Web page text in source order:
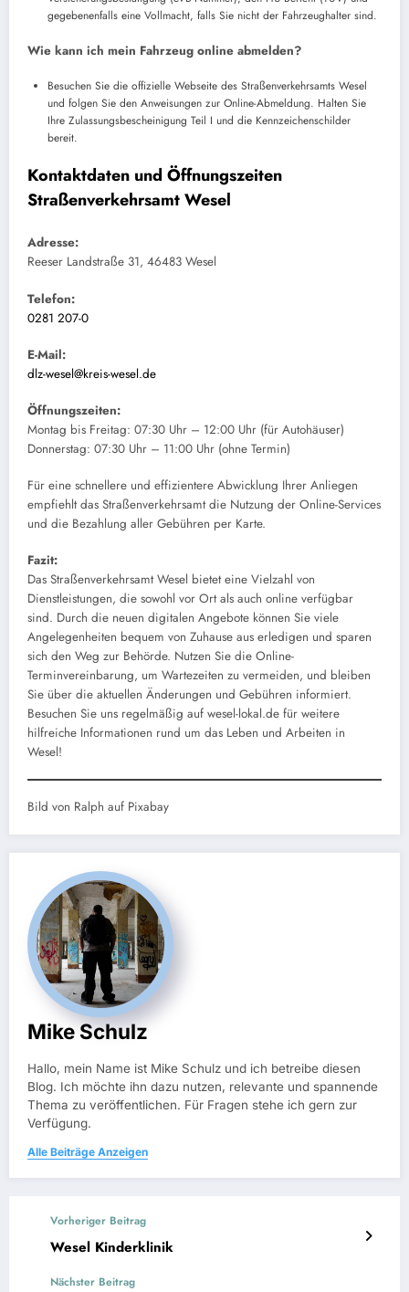
gegebenenfalls eine Vollmacht, falls Sie nicht der Fahrzeughalter sind.
Wie kann ich mein Fahrzeug online abmelden?
Besuchen Sie die offizielle Webseite des Straßenverkehrsamts Wesel
und folgen Sie den Anweisungen zur Online-Abmeldung. Halten Sie
Ihre Zulassungsbescheinigung Teil I und die Kennzeichenschilder
bereit.
Kontaktdaten und Öffnungszeiten
Straßenverkehrsamt Wesel
Adresse:
Reeser Landstraße 31, 46483 Wesel
Telefon:
0281 207-0
E-Mail:
dlz-wesel@kreis-wesel.de
Öffnungszeiten:
Montag bis Freitag: 07:30 Uhr – 12:00 Uhr (für Autohäuser)
Donnerstag: 07:30 Uhr – 11:00 Uhr (ohne Termin)
Für eine schnellere und effizientere Abwicklung Ihrer Anliegen
empfiehlt das Straßenverkehrsamt die Nutzung der Online-Services
und die Bezahlung aller Gebühren per Karte.
Fazit:
Das Straßenverkehrsamt Wesel bietet eine Vielzahl von
Dienstleistungen, die sowohl vor Ort als auch online verfügbar
sind. Durch die neuen digitalen Angebote können Sie viele
Angelegenheiten bequem von Zuhause aus erledigen und sparen
sich den Weg zur Behörde. Nutzen Sie die Online-
Terminvereinbarung, um Wartezeiten zu vermeiden, und bleiben
Sie über die aktuellen Änderungen und Gebühren informiert.
Besuchen Sie uns regelmäßig auf wesel-lokal.de für weitere
hilfreiche Informationen rund um das Leben und Arbeiten in
Wesel!
Bild von Ralph auf Pixabay
Mike Schulz
Hallo, mein Name ist Mike Schulz und ich betreibe diesen
Blog. Ich möchte ihn dazu nutzen, relevante und spannende
Thema zu veröffentlichen. Für Fragen stehe ich gern zur
Verfügung.
Alle Beiträge Anzeigen
Vorheriger Beitrag
Wesel Kinderklinik
Nächster Beitrag